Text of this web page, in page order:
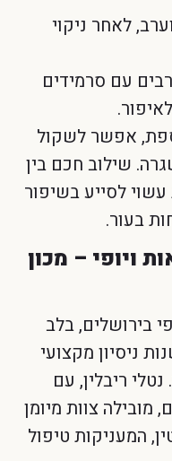
לאחר ניקוי
עם סרמידים
אפשר לשקול
שילוב חכם בין
לסייע בשיפור
בעור.
ויופי – מכון
בירושלים, בלב
זאב, המשלב מעל 20 שנות ניסיון מקצועי
ריבלין, עם
מובילה צוות מיומן
המעניקות טיפול